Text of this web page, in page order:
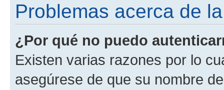
Problemas acerca de
¿Por qué no puedo
Existen varias razones por lo
asegúrese de que su nombre